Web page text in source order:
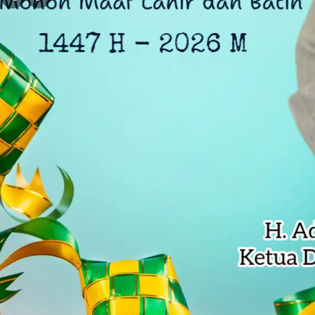
Siswa SD di Bekasi Raih Emas
Kejagung Serahkan 6 Tersangka
Anak Pengetik Naskah